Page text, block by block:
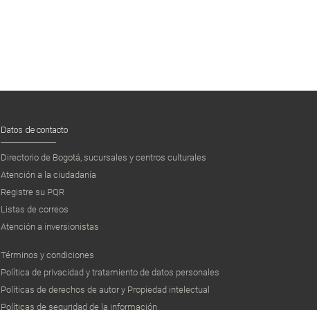
Datos de contacto
Directorio de Bogotá, sucursales y centros culturales
Atención a la ciudadanía
Registre su PQR
Listas de correos
Atención a inversionistas
Términos y condiciones
Política de privacidad y tratamiento de datos personales
Políticas de derechos de autor y Propiedad intelectual
Políticas de seguridad de la información